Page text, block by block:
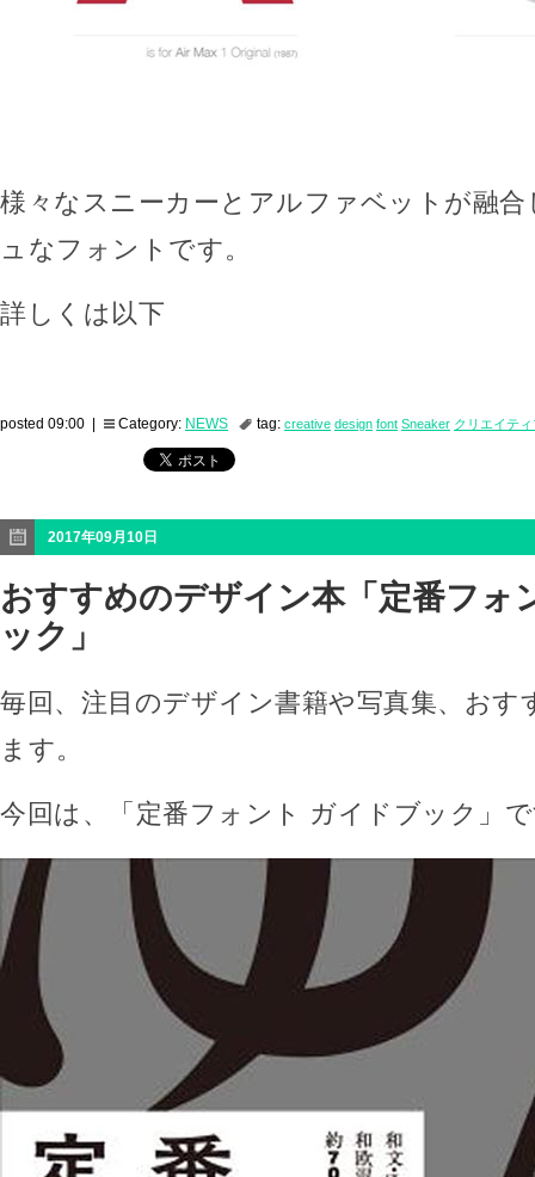
様々なスニーカーとアルファベットが融
ュなフォントです。
詳しくは以下
posted 09:00 | Category: NEWS tag: creative design font Sneaker クリエイティ
2017年09月10日
おすすめのデザイン本「定番フォ
ック」
毎回、注目のデザイン書籍や写真集、おす
ます。
今回は、「定番フォント ガイドブック」